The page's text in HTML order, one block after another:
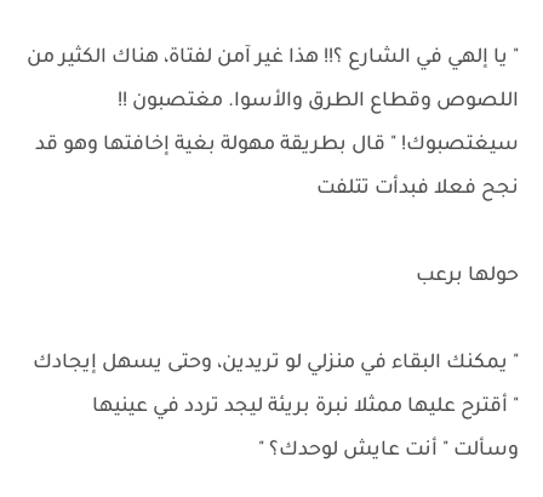
" يا إلهي في الشارع ؟!! هذا غير آمن لفتاة، هناك الكثير من
اللصوص وقطاع الطرق والأسوا. مغتصبون !!
سيغتصبوك! " قال بطريقة مهولة بغية إخافتها وهو قد
نجح فعلا فبدأت تتلفت
حولها برعب
" يمكنك البقاء في منزلي لو تريدين، وحتى يسهل إيجادك
" أقترح عليها ممثلا نبرة بريئة ليجد تردد في عينيها
وسألت " أنت عايش لوحدك؟ "